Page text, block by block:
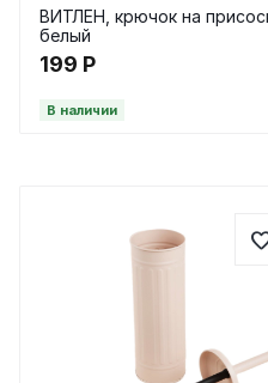
ВИТЛЕН, крючок на
белый
199 Р
В наличии